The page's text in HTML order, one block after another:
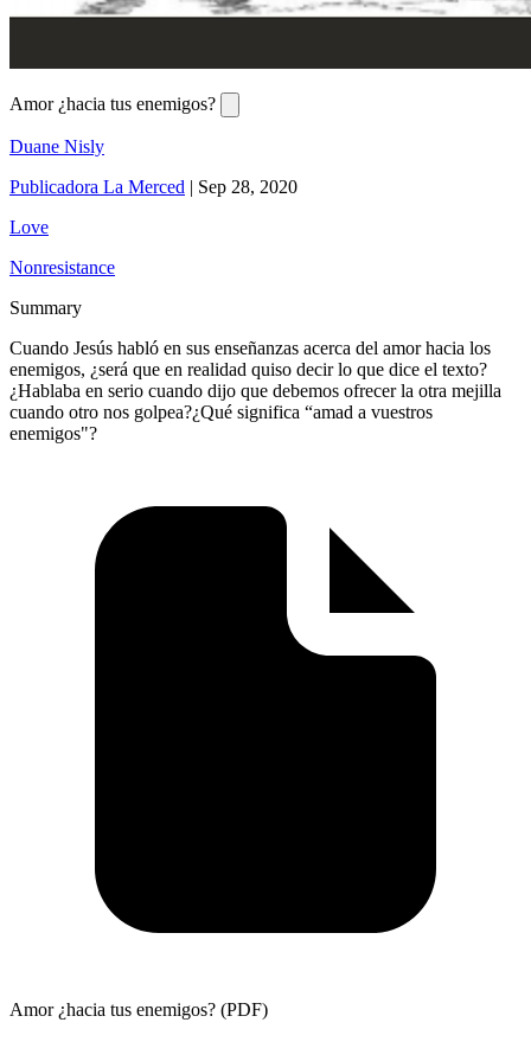
Amor ¿hacia tus enemigos?
Duane Nisly
Publicadora La Merced | Sep 28, 2020
Love
Nonresistance
Summary
Cuando Jesús habló en sus enseñanzas acerca del amor hacia los
enemigos, ¿será que en realidad quiso decir lo que dice el texto?
¿Hablaba en serio cuando dijo que debemos ofrecer la otra mejilla
cuando otro nos golpea?¿Qué significa “amad a vuestros
enemigos"?
Amor ¿hacia tus enemigos? (PDF)